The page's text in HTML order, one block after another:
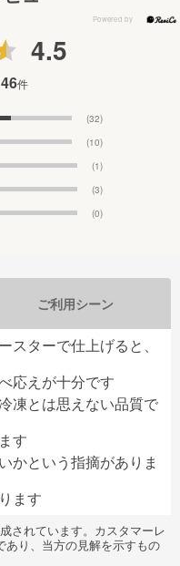
4.5
46件
(32)
(10)
(1)
(3)
(0)
ご利用シーン
スターで仕上げると、
応えが十分です
凍とは思えない品質で
す
かという指摘がありま
ます
されています。カスタマーレ
あり、当方の見解を示すもの